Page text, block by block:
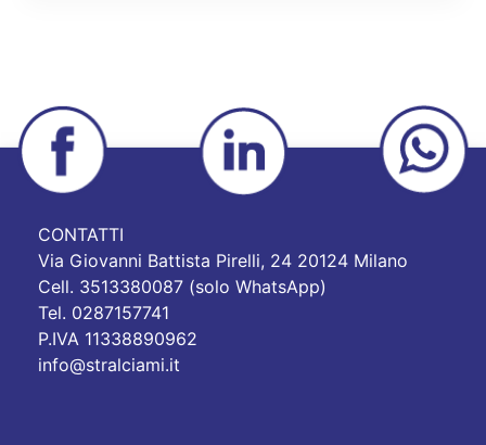
CONTATTI
Via Giovanni Battista Pirelli, 24 20124 Milano
Cell. 3513380087 (solo WhatsApp)
Tel. 0287157741
P.IVA 11338890962
info@stralciami.it